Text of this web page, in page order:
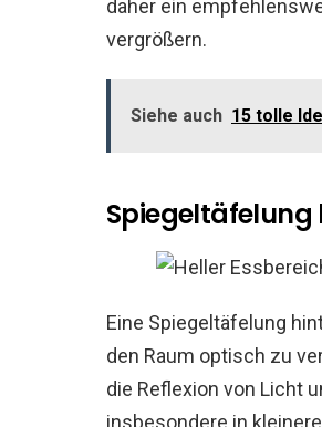
daher ein
vergrößern.
Siehe auch 15 tolle
Spiegeltäfelung
Eine Spiegeltäfelung
den Raum optisch zu
die Reflexion von Licht
insbesondere in